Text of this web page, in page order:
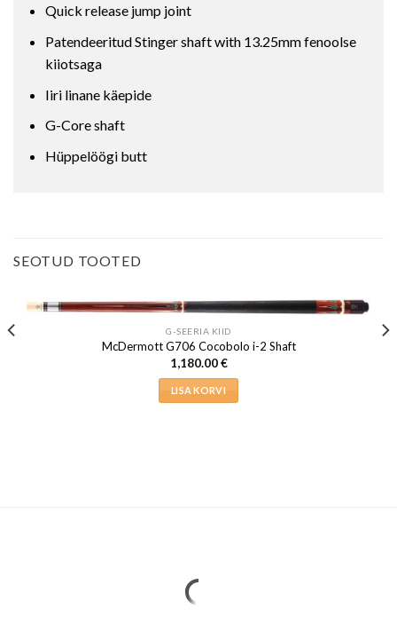
Quick release jump joint
Patendeeritud Stinger shaft with 13.25mm fenoolse
kiiotsaga
Iiri linane käepide
G-Core shaft
Hüppelöögi butt
SEOTUD TOOTED
G-SEERIA KIID
McDermott G706 Cocobolo i-2 Shaft
1,180.00€
LISA KORVI